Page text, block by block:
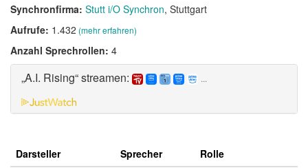
Synchronfirma: Stutt i/O Synchron, Stuttgart
Aufrufe: 1.432 (mehr erfahren)
Anzahl Sprechrollen: 4
„A.I. Rising“ streamen: ...
Darsteller Sprecher
Rolle